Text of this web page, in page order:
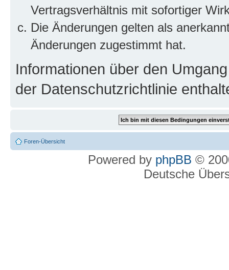
Vertragsverhältnis mit sofortiger
Die Änderungen gelten als
Änderungen zugestimmt hat.
Informationen über den
der Datenschutzrichtlinie
Foren-Übersicht
Powered by phpBB ©
Deutsche